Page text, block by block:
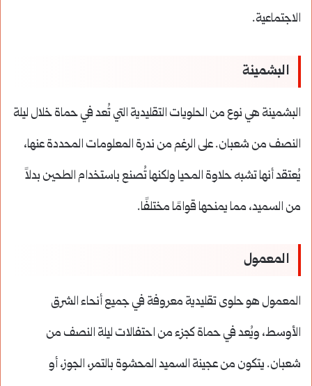
الاجتماعية.
البشمينة
البشمينة هي نوع من الحلويات التقليدية التي تُعد في حماة خلال ليلة
النصف من شعبان. على الرغم من ندرة المعلومات المحددة عنها،
يُعتقد أنها تشبه حلاوة المحيا ولكنها تُصنع باستخدام الطحين بدلاً
من السميد، مما يمنحها قوامًا مختلفًا.
المعمول
المعمول هو حلوى تقليدية معروفة في جميع أنحاء الشرق
الأوسط، ويُعد في حماة كجزء من احتفالات ليلة النصف من
شعبان. يتكون من عجينة السميد المحشوة بالتمر، الجوز، أو